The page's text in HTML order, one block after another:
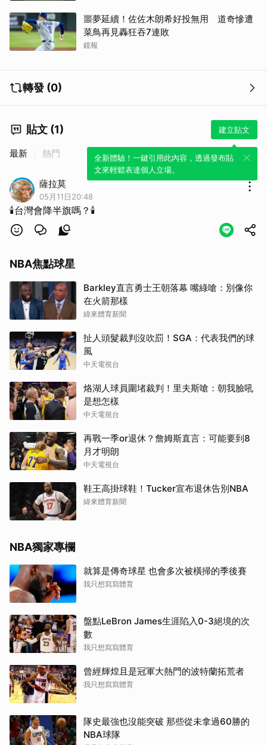
噩夢延續！佐佐木朗希好投無用 道奇慘遭
菜鳥再見轟狂吞7連敗
鏡報
轉發 (0)
貼文 (1) 建立貼文
全新體驗！一鍵引用此內容，透過發布貼
文來輕鬆表達個人立場。
最新 熱門
薩拉莫
05月11日20:48
🕯️台灣會降半旗嗎？🕯️
NBA焦點球星
Barkley直言勇士王朝落幕 嘴綠嗆：別像你
在火箭那樣
緯來體育新聞
扯人頭髮裁判沒吹罰！SGA：代表我們的球
風
中天電視台
烙湖人球員圍堵裁判！里夫斯嗆：朝我臉吼
是想怎樣
中天電視台
再戰一季or退休？詹姆斯直言：可能要到8
月才明朗
中天電視台
鞋王高掛球鞋！Tucker宣布退休告別NBA
緯來體育新聞
NBA獨家專欄
就算是傳奇球星 也會多次被橫掃的季後賽
我只想寫寫體育
盤點LeBron James生涯陷入0-3絕境的次
數
我只想寫寫體育
曾經輝煌且是冠軍大熱門的波特蘭拓荒者
我只想寫寫體育
隊史最強也沒能突破 那些從未拿過60勝的
NBA球隊
取消